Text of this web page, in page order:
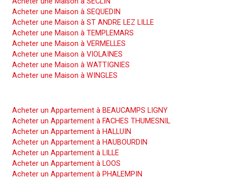
Acheter une Maison à SEQUEDIN
Acheter une Maison à ST ANDRE LEZ LILLE
Acheter une Maison à TEMPLEMARS
Acheter une Maison à VERMELLES
Acheter une Maison à VIOLAINES
Acheter une Maison à WATTIGNIES
Acheter une Maison à WINGLES
Acheter un Appartement à BEAUCAMPS LIGNY
Acheter un Appartement à FACHES THUMESNIL
Acheter un Appartement à HALLUIN
Acheter un Appartement à HAUBOURDIN
Acheter un Appartement à LILLE
Acheter un Appartement à LOOS
Acheter un Appartement à PHALEMPIN